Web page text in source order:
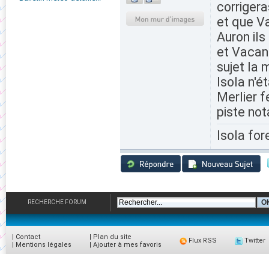
et que
Auron
et
sujet la
Isola
Merlier
piste
Isola
RECHERCHE FORUM
| Contact
| Mentions légales
| Plan du site
| Ajouter à mes favoris
Flux RSS Twitter